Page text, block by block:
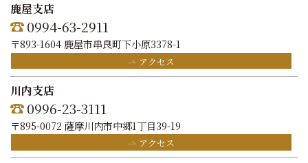
鹿屋支店
0994-63-2911
〒893-1604 鹿屋市串良町下小原3378-1
アクセス
川内支店
0996-23-3111
〒895-0072 薩摩川内市中郷1丁目39-19
アクセス